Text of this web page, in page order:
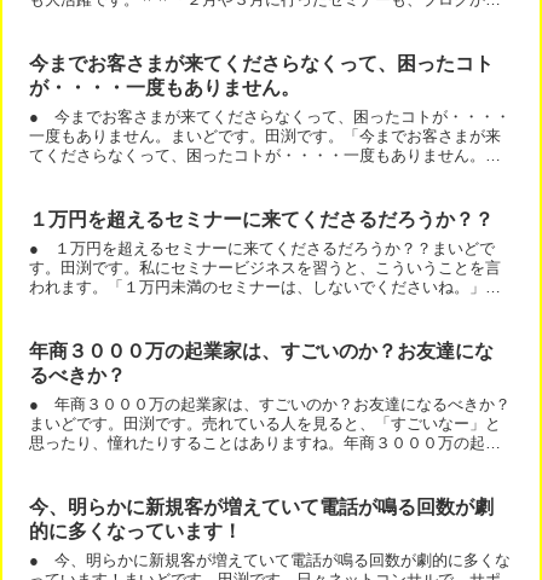
今までお客さまが来てくださらなくって、困ったコト
が・・・・一度もありません。
● 今までお客さまが来てくださらなくって、困ったコトが・・・・
一度もありません。まいどです。田渕です。「今までお客さまが来
てくださらなくって、困ったコトが・・・・一度もありません。」
１万円を超えるセミナーに来てくださるだろうか？？
● １万円を超えるセミナーに来てくださるだろうか？？まいどで
す。田渕です。私にセミナービジネスを習うと、こういうことを言
われます。「１万円未満のセミナーは、しないでくださいね。」あ
年商３０００万の起業家は、すごいのか？お友達にな
るべきか？
● 年商３０００万の起業家は、すごいのか？お友達になるべきか？
まいどです。田渕です。売れている人を見ると、「すごいなー」と
思ったり、憧れたりすることはありますね。年商３０００万の起業
今、明らかに新規客が増えていて電話が鳴る回数が劇
的に多くなっています！
● 今、明らかに新規客が増えていて電話が鳴る回数が劇的に多くな